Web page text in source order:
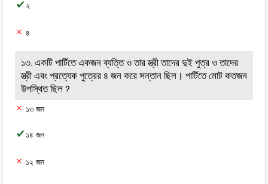
২
৪
১৩. একটি পার্টিতে একজন ব্যত্তি ও তার স্ত্রী তাদের দুই পুত্র ও তাদের
স্ত্রী এবং প্রত্যেক পুত্রের ৪ জন করে সন্তান ছিল। পার্টিতে মোট কতজন
উপস্থিত ছিল ?
১৩ জন
১৪ জন
১২ জন